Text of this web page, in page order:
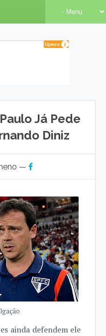
Já Pede
Diniz
—
ainda defendem ele